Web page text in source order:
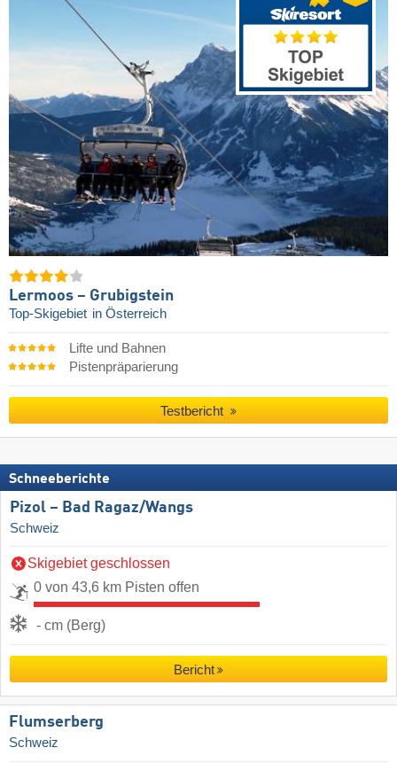
Lermoos – Grubigstein
Top-Skigebiet in Österreich
Lifte und Bahnen
Pistenpräparierung
Testbericht
Schneeberichte
Pizol – Bad Ragaz/​Wangs
Schweiz
Skigebiet geschlossen
0 von 43,6 km Pisten offen
- cm (Berg)
Bericht
Flumserberg
Schweiz